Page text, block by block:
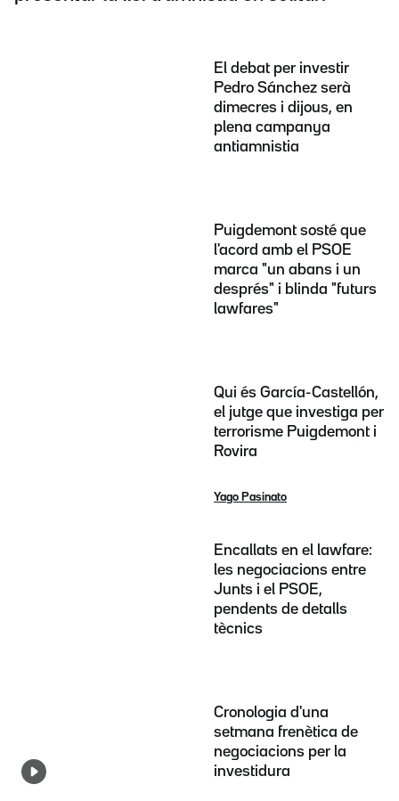
El debat per investir
Pedro Sánchez serà
dimecres i dijous, en
plena campanya
antiamnistia
Puigdemont sosté que
l'acord amb el PSOE
marca "un abans i un
després" i blinda "futurs
lawfares"
Qui és García-Castellón,
el jutge que investiga per
terrorisme Puigdemont i
Rovira
Yago Pasinato
Encallats en el lawfare:
les negociacions entre
Junts i el PSOE,
pendents de detalls
tècnics
Cronologia d'una
setmana frenètica de
negociacions per la
investidura